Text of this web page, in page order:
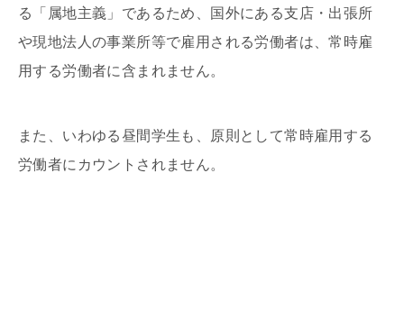
る「属地主義」であるため、国外にある支店・出張所
や現地法人の事業所等で雇用される労働者は、常時雇
用する労働者に含まれません。
また、いわゆる昼間学生も、原則として常時雇用する
労働者にカウントされません。